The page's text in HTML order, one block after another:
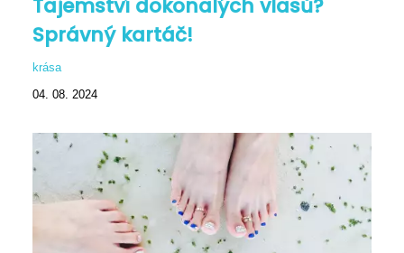
Tajemství dokonalých vlasů?
Správný kartáč!
krása
04. 08. 2024